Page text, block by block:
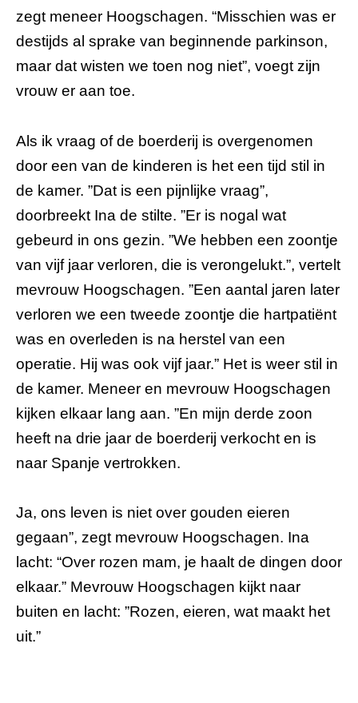
zegt meneer Hoogschagen. “Misschien was er
destijds al sprake van beginnende parkinson,
maar dat wisten we toen nog niet”, voegt zijn
vrouw er aan toe.
Als ik vraag of de boerderij is overgenomen
door een van de kinderen is het een tijd stil in
de kamer. ”Dat is een pijnlijke vraag”,
doorbreekt Ina de stilte. ”Er is nogal wat
gebeurd in ons gezin. ”We hebben een zoontje
van vijf jaar verloren, die is verongelukt.”, vertelt
mevrouw Hoogschagen. ”Een aantal jaren later
verloren we een tweede zoontje die hartpatiënt
was en overleden is na herstel van een
operatie. Hij was ook vijf jaar.” Het is weer stil in
de kamer. Meneer en mevrouw Hoogschagen
kijken elkaar lang aan. ”En mijn derde zoon
heeft na drie jaar de boerderij verkocht en is
naar Spanje vertrokken.
Ja, ons leven is niet over gouden eieren
gegaan”, zegt mevrouw Hoogschagen. Ina
lacht: “Over rozen mam, je haalt de dingen door
elkaar.” Mevrouw Hoogschagen kijkt naar
buiten en lacht: ”Rozen, eieren, wat maakt het
uit.”